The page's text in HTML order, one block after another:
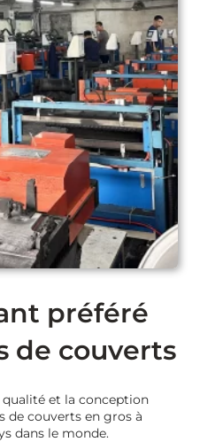
préféré
de couverts
et la conception
de couverts en gros à
dans le monde.